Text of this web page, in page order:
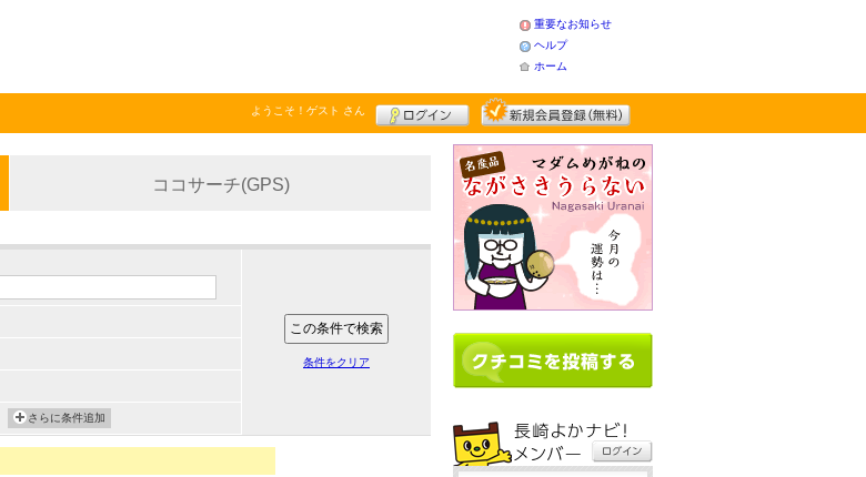
重要なお知らせ
ヘルプ
ホーム
ようこそ！ ゲスト さん
ココサーチ(GPS)
さらに条件追加
条件をクリア